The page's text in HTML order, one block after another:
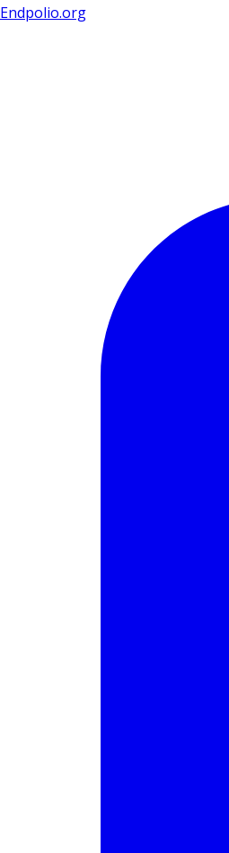
Endpolio.org